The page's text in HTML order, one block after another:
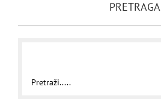
PRETRAGA